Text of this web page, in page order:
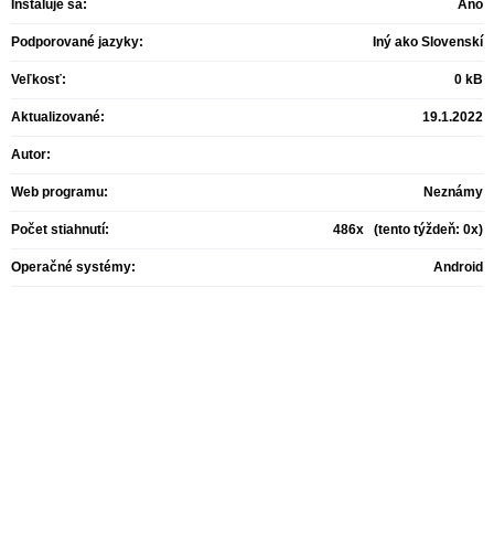
Inštaluje sa: Áno
Podporované jazyky: Iný ako Slovenskí
Veľkosť: 0 kB
Aktualizované: 19.1.2022
Autor:
Web programu: Neznámy
Počet stiahnutí: 486x (tento týždeň: 0x)
Operačné systémy: Android